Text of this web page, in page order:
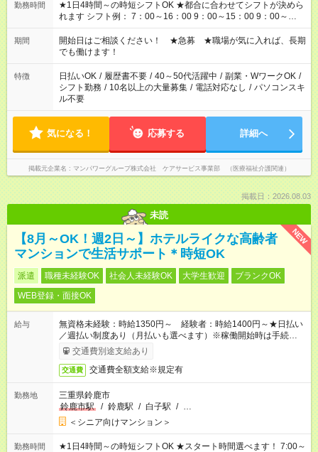
勤務時間
★1日4時間～の時短シフトOK ★都合に合わせてシフトが決めら
れます シフト例： 7：00～16：00 9：00～15：00 9：00～
18：00 11：00～20：00 など ※Wワークの場合、他のお仕事と
合わせ週40時間超の就業はご案内できません ※法令に基づき、
週20時間以上勤務は社会保険への加入対象となります ※労働者
派遣法（日雇い派遣の原則禁止）により、短時間・短期間の就
業はご案内が難しい場合があります
期間
開始日はご相談ください！ ★急募 ★職場が気に入れば、長期
でも働けます！
特徴 日払いOK / 履歴書不要 / 40～50代活躍中 / 副業・WワークOK /
シフト勤務 / 10名以上の大量募集 / 電話対応なし / パソコンスキ
ル不要
気になる！ 応募する 詳細へ
掲載元企業名 マンパワーグループ株式会社 ケアサービス事業部 （医療福祉介護関連）
掲載日：2026.08.03
未読
NEW
【8月～OK！週2日～】ホテルライクな高齢者
マンションで生活サポート＊時短OK
派遣 職種未経験OK 社会人未経験OK 大学生歓迎
ブランクOK
WEB登録・面接OK
給与
無資格未経験：時給1350円～ 経験者：時給1400円～★日払い
／週払い制度あり（月払いも選べます）※稼働開始時は手続き完
了次第のお支払いとなります。
交通費別途支給あり
交通費 交通費全額支給※規定有
勤務地
三重県鈴鹿市
鈴鹿市駅
/ 鈴鹿駅 / 白子駅 / …
＜シニア向けマンション＞
勤務時間
★1日4時間～の時短シフトOK ★スタート時間選べます！ 7:00～